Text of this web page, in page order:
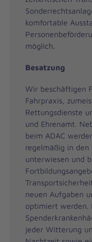
komfortable
möglich.
Besatzung
Wir beschäftigen
Fahrpraxis,
Rettungsdienste
und Ehrenamt.
beim ADAC
regelmäßig in den
unterwiesen und
neuen Aufgaben
optimiert werden.
jeder Witterung